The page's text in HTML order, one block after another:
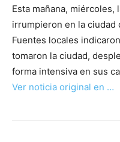
Esta mañana, miércoles,
irrumpieron en la ciudad
Fuentes locales
tomaron la ciudad,
forma intensiva en sus
Ver noticia original en …